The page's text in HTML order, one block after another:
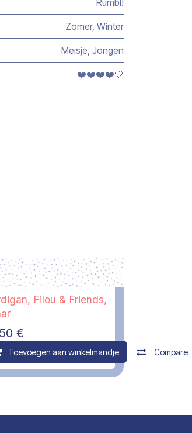
Rumbl!
Zomer, Winter
Meisje, Jongen
❤️❤️❤️❤️🤍
Filou & Friends,
€
Toevoegen aan winkelmandje Compare